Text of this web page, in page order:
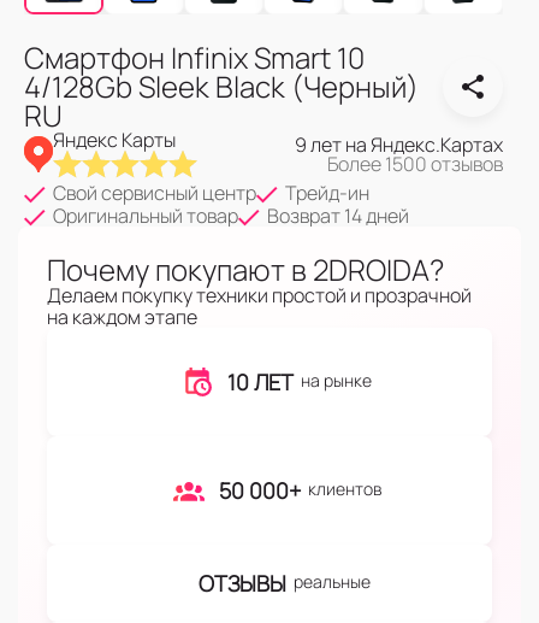
Смартфон Infinix Smart 10
4/128Gb Sleek Black (Черный)
RU
Яндекс Карты 9 лет на Яндекс.Картах
Более 1500 отзывов
Свой сервисный центр
Трейд-ин
Оригинальный товар
Возврат 14 дней
Почему покупают в 2DROIDA?
Делаем покупку техники простой и прозрачной
на каждом этапе
10 ЛЕТ на рынке
50 000+ клиентов
ОТЗЫВЫ реальные